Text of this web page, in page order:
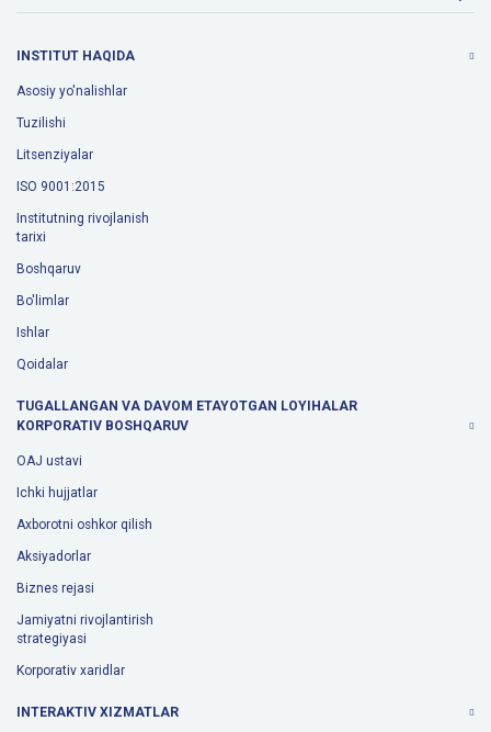
INSTITUT HAQIDA
Asosiy yo'nalishlar
Tuzilishi
Litsenziyalar
ISO 9001:2015
Institutning rivojlanish
tarixi
Boshqaruv
Bo'limlar
Ishlar
Qoidalar
TUGALLANGAN VA DAVOM ETAYOTGAN LOYIHALAR
KORPORATIV BOSHQARUV
OAJ ustavi
Ichki hujjatlar
Axborotni oshkor qilish
Aksiyadorlar
Biznes rejasi
Jamiyatni rivojlantirish
strategiyasi
Korporativ xaridlar
INTERAKTIV XIZMATLAR